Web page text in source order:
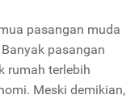
pasangan muda
Banyak pasangan
rumah terlebih
Meski demikian,